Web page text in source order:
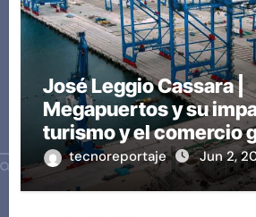
José Leggio Cassara |
Megapuertos y su
turismo y el comercio
tecnoreportaje Jun 2,